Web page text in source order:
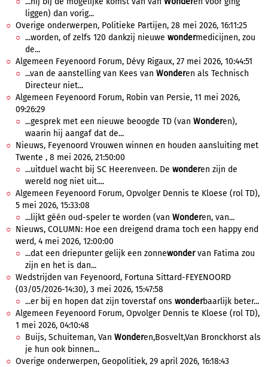
liggen) dan vorig...
Overige onderwerpen, Politieke Partijen, 28 mei 2026, 16:11:25
...worden, of zelfs 120 dankzij nieuwe wondermedicijnen, zou
de...
Algemeen Feyenoord Forum, Dévy Rigaux, 27 mei 2026, 10:44:51
...van de aanstelling van Kees van Wonderen als Technisch
Directeur niet...
Algemeen Feyenoord Forum, Robin van Persie, 11 mei 2026,
09:26:29
...gesprek met een nieuwe beoogde TD (van Wonderen),
waarin hij aangaf dat de...
Nieuws, Feyenoord Vrouwen winnen en houden aansluiting met
Twente , 8 mei 2026, 21:50:00
...uitduel wacht bij SC Heerenveen. De wonderen zijn de
wereld nog niet uit....
Algemeen Feyenoord Forum, Opvolger Dennis te Kloese (rol TD),
5 mei 2026, 15:33:08
...lijkt géén oud-speler te worden (van Wonderen, van...
Nieuws, COLUMN: Hoe een dreigend drama toch een happy end
werd, 4 mei 2026, 12:00:00
...dat een driepunter gelijk een zonnewondervan Fatima zou
zijn en het is dan...
Wedstrijden van Feyenoord, Fortuna Sittard-FEYENOORD
(03/05/2026-14:30), 3 mei 2026, 15:47:58
...er bij en hopen dat zijn toverstaf ons wonderbaarlijk beter...
Algemeen Feyenoord Forum, Opvolger Dennis te Kloese (rol TD),
1 mei 2026, 04:10:48
Buijs, Schuiteman, Van Wonderen,Bosvelt,Van Bronckhorst als
je hun ook binnen...
Overige onderwerpen, Geopolitiek, 29 april 2026, 16:18:43